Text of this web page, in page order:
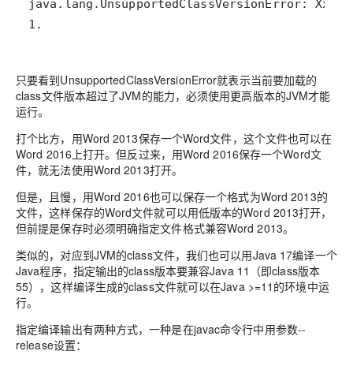
1.
只要看到UnsupportedClassVersionError就表示当前要加载的
class文件版本超过了JVM的能力，必须使用更高版本的JVM才能
运行。
打个比方，用Word 2013保存一个Word文件，这个文件也可以在
Word 2016上打开。但反过来，用Word 2016保存一个Word文
件，就无法使用Word 2013打开。
但是，且慢，用Word 2016也可以保存一个格式为Word 2013的
文件，这样保存的Word文件就可以用低版本的Word 2013打开，
但前提是保存时必须明确指定文件格式兼容Word 2013。
类似的，对应到JVM的class文件，我们也可以用Java 17编译一个
Java程序，指定输出的class版本要兼容Java 11（即class版本
55），这样编译生成的class文件就可以在Java >=11的环境中运
行。
指定编译输出有两种方式，一种是在javac命令行中用参数--
release设置：